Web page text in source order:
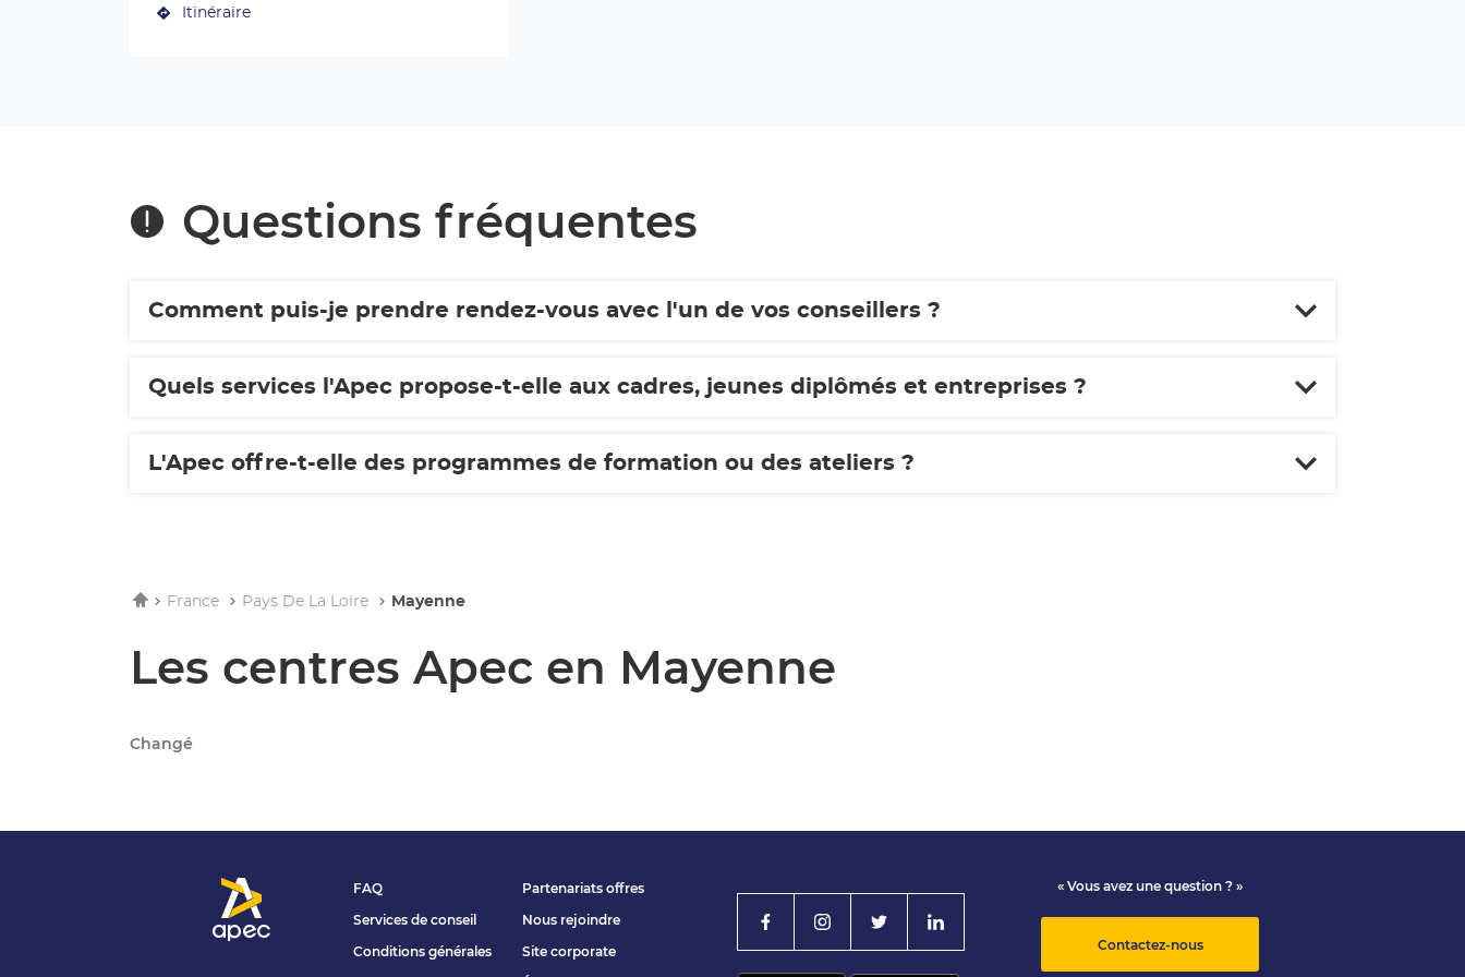
plusnuméroItinéraire
jusqu'au
Questions fréquentes
Comment puis-je prendre rendez-vous avec l'un de vos conseillers ?
Quels services l'Apec propose-t-elle aux cadres, jeunes diplômés et entreprises ?
L'Apec offre-t-elle des programmes de formation ou des ateliers ?
AccueilFrance Pays De La Loire Mayenne
Les centres Apec en Mayenne
Changé
FAQ
Services de conseil
Conditions générales
Partenariats offres
Nous rejoindre
Site corporate
« Vous avez une question ? »
Contactez-nous